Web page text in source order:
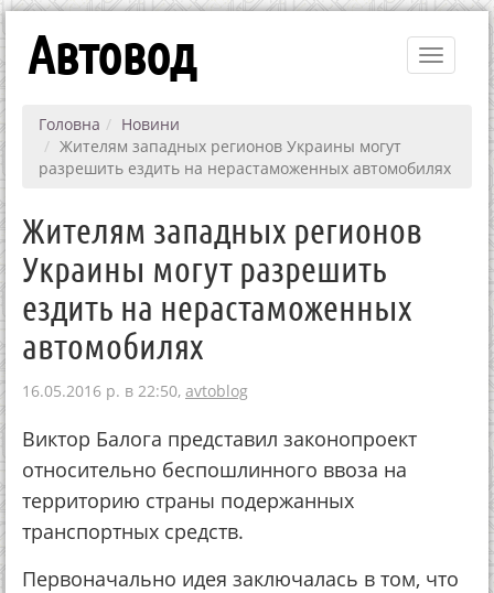
Toggle
Автовод
Головна
Новини
Жителям западных регионов Украины могут
разрешить ездить на нерастаможенных автомобилях
Жителям западных регионов
Украины могут разрешить
ездить на нерастаможенных
автомобилях
16.05.2016 р. в 22:50, avtoblog
Виктор Балога представил законопроект
относительно беспошлинного ввоза на
территорию страны подержанных
транспортных средств.
Первоначально идея заключалась в том, что